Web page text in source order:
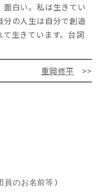
白い。私は生きてい
の人生は自分で創造
生きています。台詞
重岡修平 >>
のお名前等)